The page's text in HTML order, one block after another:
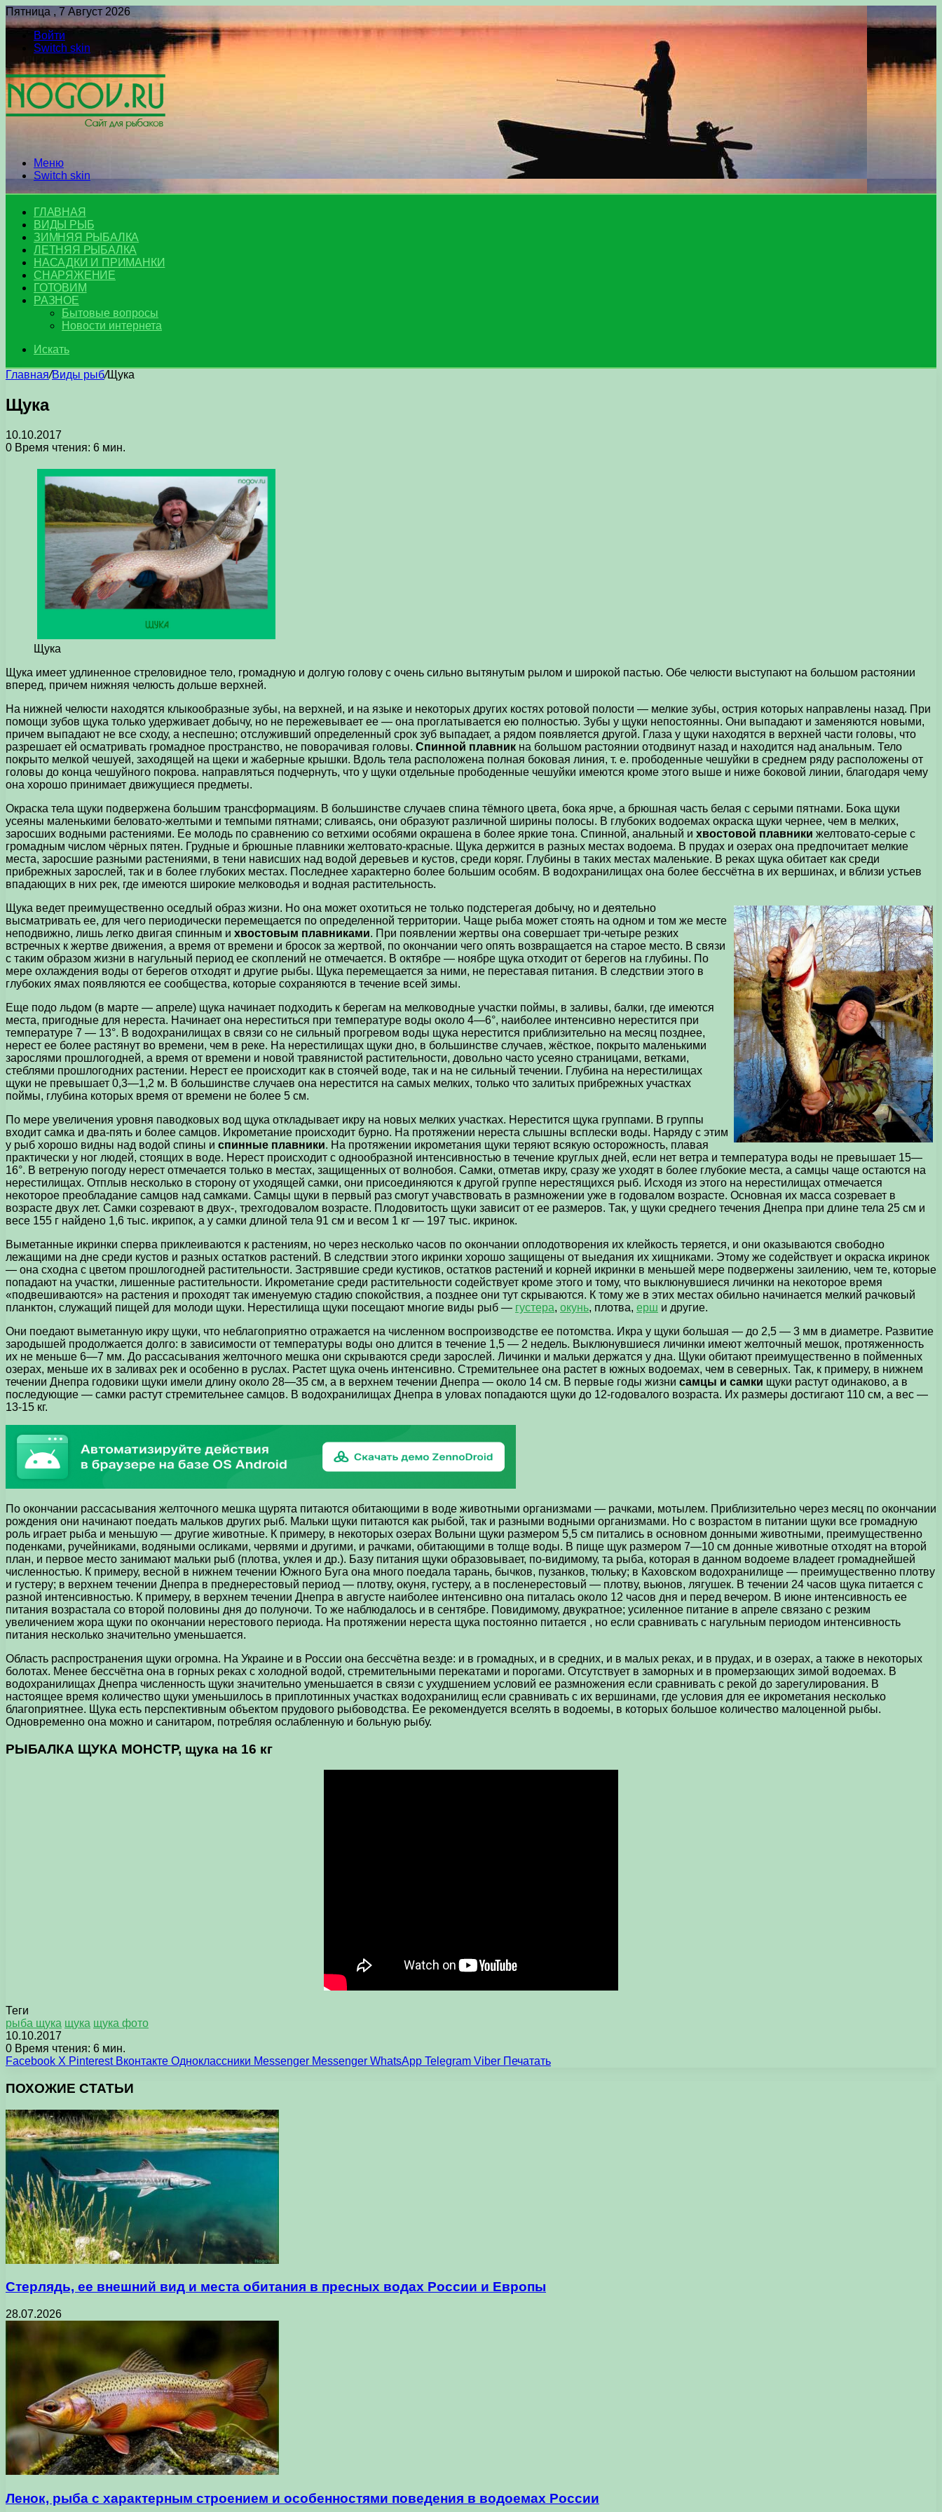
Пятница , 7 Август 2026
Войти
Switch skin
Меню
Switch skin
ГЛАВНАЯ
ВИДЫ РЫБ
ЗИМНЯЯ РЫБАЛКА
ЛЕТНЯЯ РЫБАЛКА
НАСАДКИ И ПРИМАНКИ
СНАРЯЖЕНИЕ
ГОТОВИМ
РАЗНОЕ
Бытовые вопросы
Новости интернета
Искать
Главная/Виды рыб/Щука
Щука
10.10.2017
0 Время чтения: 6 мин.
Щука
Щука имеет удлиненное стреловидное тело, громадную и долгую голову с очень сильно вытянутым рылом и широкой пастью. Обе челюсти выступают на большом растоянии
вперед, причем нижняя челюсть дольше верхней.
На нижней челюсти находятся клыкообразные зубы, на верхней, и на языке и некоторых других костях ротовой полости — мелкие зубы, острия которых направлены назад. При
помощи зубов щука только удерживает добычу, но не пережевывает ее — она проглатывается ею полностью. Зубы у щуки непостоянны. Они выпадают и заменяются новыми,
причем выпадают не все сходу, а неспешно; отслуживший определенный срок зуб выпадает, а рядом появляется другой. Глаза у щуки находятся в верхней части головы, что
разрешает ей осматривать громадное пространство, не поворачивая головы. Спинной плавник на большом растоянии отодвинут назад и находится над анальным. Тело
покрыто мелкой чешуей, заходящей на щеки и жаберные крышки. Вдоль тела расположена полная боковая линия, т. е. прободенные чешуйки в среднем ряду расположены от
головы до конца чешуйного покрова. направляться подчернуть, что у щуки отдельные прободенные чешуйки имеются кроме этого выше и ниже боковой линии, благодаря чему
она хорошо принимает движущиеся предметы.
Окраска тела щуки подвержена большим трансформациям. В большинстве случаев спина тёмного цвета, бока ярче, а брюшная часть белая с серыми пятнами. Бока щуки
усеяны маленькими беловато-желтыми и темпыми пятнами; сливаясь, они образуют различной ширины полосы. В глубоких водоемах окраска щуки чернее, чем в мелких,
заросших водными растениями. Ее молодь по сравнению со ветхими особями окрашена в более яркие тона. Спинной, анальный и хвостовой плавники желтовато-серые с
громадным числом чёрных пятен. Грудные и брюшные плавники желтовато-красные. Щука держится в разных местах водоема. В прудах и озерах она предпочитает мелкие
места, заросшие разными растениями, в тени нависших над водой деревьев и кустов, среди коряг. Глубины в таких местах маленькие. В реках щука обитает как среди
прибрежных зарослей, так и в более глубоких местах. Последнее характерно более большим особям. В водохранилищах она более бессчётна в их вершинах, и вблизи устьев
впадающих в них рек, где имеются широкие мелководья и водная растительность.
Щука ведет преимущественно оседлый образ жизни. Но она может охотиться не только подстерегая добычу, но и деятельно
высматривать ее, для чего периодически перемещается по определенной территории. Чаще рыба может стоять на одном и том же месте
неподвижно, лишь легко двигая спинным и хвостовым плавниками. При появлении жертвы она совершает три-четыре резких
встречных к жертве движения, а время от времени и бросок за жертвой, по окончании чего опять возвращается на старое место. В связи
с таким образом жизни в нагульный период ее скоплений не отмечается. В октябре — ноябре щука отходит от берегов на глубины. По
мере охлаждения воды от берегов отходят и другие рыбы. Щука перемещается за ними, не переставая питания. В следствии этого в
глубоких ямах появляются ее сообщества, которые сохраняются в течение всей зимы.
Еще подо льдом (в марте — апреле) щука начинает подходить к берегам на мелководные участки поймы, в заливы, балки, где имеются
места, пригодные для нереста. Начинает она нереститься при температуре воды около 4—6°, наиболее интенсивно нерестится при
температуре 7 — 13°. В водохранилищах в связи со не сильный прогревом воды щука нерестится приблизительно на месяц позднее,
нерест ее более растянут во времени, чем в реке. На нерестилищах щуки дно, в большинстве случаев, жёсткое, покрыто маленькими
зарослями прошлогодней, а время от времени и новой травянистой растительности, довольно часто усеяно страницами, ветками,
стеблями прошлогодних растении. Нерест ее происходит как в стоячей воде, так и на не сильный течении. Глубина на нерестилищах
щуки не превышает 0,3—1,2 м. В большинстве случаев она нерестится на самых мелких, только что залитых прибрежных участках
поймы, глубина которых время от времени не более 5 см.
По мере увеличения уровня паводковых вод щука откладывает икру на новых мелких участках. Нерестится щука группами. В группы
входит самка и два-пять и более самцов. Икрометание происходит бурно. На протяжении нереста слышны всплески воды. Наряду с этим
у рыб хорошо видны над водой спины и спинные плавники. На протяжении икрометания щуки теряют всякую осторожность, плавая
практически у ног людей, стоящих в воде. Нерест происходит с однообразной интенсивностью в течение круглых дней, если нет ветра и температура воды не превышает 15—
16°. В ветреную погоду нерест отмечается только в местах, защищенных от волнобоя. Самки, отметав икру, сразу же уходят в более глубокие места, а самцы чаще остаются на
нерестилищах. Отплыв несколько в сторону от уходящей самки, они присоединяются к другой группе нерестящихся рыб. Исходя из этого на нерестилищах отмечается
некоторое преобладание самцов над самками. Самцы щуки в первый раз смогут учавствовать в размножении уже в годовалом возрасте. Основная их масса созревает в
возрасте двух лет. Самки созревают в двух-, трехгодовалом возрасте. Плодовитость щуки зависит от ее размеров. Так, у щуки среднего течения Днепра при длине тела 25 см и
весе 155 г найдено 1,6 тыс. икрипок, а у самки длиной тела 91 см и весом 1 кг — 197 тыс. икринок.
Выметанные икринки сперва приклеиваются к растениям, но через несколько часов по окончании оплодотворения их клейкость теряется, и они оказываются свободно
лежащими на дне среди кустов и разных остатков растений. В следствии этого икринки хорошо защищены от выедания их хищниками. Этому же содействует и окраска икринок
— она сходна с цветом прошлогодней растительности. Застрявшие среди кустиков, остатков растений и корней икринки в меньшей мере подвержены заилению, чем те, которые
попадают на участки, лишенные растительности. Икрометание среди растительности содействует кроме этого и тому, что выклюнувшиеся личинки на некоторое время
«подвешиваются» на растения и проходят так именуемую стадию спокойствия, а позднее они тут скрываются. К тому же в этих местах обильно начинается мелкий рачковый
планктон, служащий пищей для молоди щуки. Нерестилища щуки посещают многие виды рыб — густера, окунь, плотва, ерш и другие.
Они поедают выметанную икру щуки, что неблагоприятно отражается на численном воспроизводстве ее потомства. Икра у щуки большая — до 2,5 — 3 мм в диаметре. Развитие
зародышей продолжается долго: в зависимости от температуры воды оно длится в течение 1,5 — 2 недель. Выклюнувшиеся личинки имеют желточный мешок, протяженность
их не меньше 6—7 мм. До рассасывания желточного мешка они скрываются среди зарослей. Личинки и мальки держатся у дна. Щуки обитают преимущественно в пойменных
озерах, меньше их в заливах рек и особенно в руслах. Растет щука очень интенсивно. Стремительнее она растет в южных водоемах, чем в северных. Так, к примеру, в нижнем
течении Днепра годовики щуки имели длину около 28—35 см, а в верхнем течении Днепра — около 14 см. В первые годы жизни самцы и самки щуки растут одинаково, а в
последующие — самки растут стремительнее самцов. В водохранилищах Днепра в уловах попадаются щуки до 12-годовалого возраста. Их размеры достигают 110 см, а вес —
13-15 кг.
По окончании рассасывания желточного мешка щурята питаются обитающими в воде животными организмами — рачками, мотылем. Приблизительно через месяц по окончании
рождения они начинают поедать мальков других рыб. Мальки щуки питаются как рыбой, так и разными водными организмами. Но с возрастом в питании щуки все громадную
роль играет рыба и меньшую — другие животные. К примеру, в некоторых озерах Волыни щуки размером 5,5 см питались в основном донными животными, преимущественно
поденками, ручейниками, водяными осликами, червями и другими, и рачками, обитающими в толще воды. В пище щук размером 7—10 см донные животные отходят на второй
план, и первое место занимают мальки рыб (плотва, уклея и др.). Базу питания щуки образовывает, по-видимому, та рыба, которая в данном водоеме владеет громаднейшей
численностью. К примеру, весной в нижнем течении Южного Буга она много поедала тарань, бычков, пузанков, тюльку; в Каховском водохранилище — преимущественно плотву
и густеру; в верхнем течении Днепра в преднерестовый период — плотву, окуня, густеру, а в посленерестовый — плотву, вьюнов, лягушек. В течении 24 часов щука питается с
разной интенсивностью. К примеру, в верхнем течении Днепра в августе наиболее интенсивно она питалась около 12 часов дня и перед вечером. В июне интенсивность ее
питания возрастала со второй половины дня до полуночи. То же наблюдалось и в сентябре. Повидимому, двукратное; усиленное питание в апреле связано с резким
увеличением жора щуки по окончании нерестового периода. На протяжении нереста щука постоянно питается , но если сравнивать с нагульным периодом интенсивность
питания несколько значительно уменьшается.
Область распространения щуки огромна. На Украине и в России она бессчётна везде: и в громадных, и в средних, и в малых реках, и в прудах, и в озерах, а также в некоторых
болотах. Менее бессчётна она в горных реках с холодной водой, стремительными перекатами и порогами. Отсутствует в заморных и в промерзающих зимой водоемах. В
водохранилищах Днепра численность щуки значительно уменьшается в связи с ухудшением условий ее размножения если сравнивать с рекой до зарегулирования. В
настоящее время количество щуки уменьшилось в приплотинных участках водохранилищ если сравнивать с их вершинами, где условия для ее икрометания несколько
благоприятнее. Щука есть перспективным объектом прудового рыбоводства. Ее рекомендуется вселять в водоемы, в которых большое количество малоценной рыбы.
Одновременно она можно и санитаром, потребляя ослабленную и больную рыбу.
РЫБАЛКА ЩУКА МОНСТР, щука на 16 кг
Теги
рыба щука щука щука фото
10.10.2017
0 Время чтения: 6 мин.
Facebook X Pinterest Вконтакте Одноклассники Messenger Messenger WhatsApp Telegram Viber Печатать
ПОХОЖИЕ СТАТЬИ
Стерлядь, ее внешний вид и места обитания в пресных водах России и Европы
28.07.2026
Ленок, рыба с характерным строением и особенностями поведения в водоемах России